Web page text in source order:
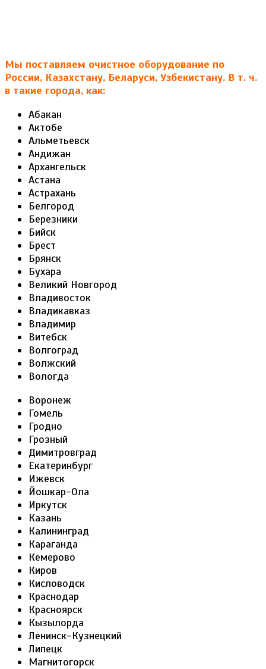
Мы поставляем очистное оборудование по
России, Казахстану, Беларуси, Узбекистану. В т. ч.
в такие города, как:
Абакан
Актобе
Альметьевск
Андижан
Архангельск
Астана
Астрахань
Белгород
Березники
Бийск
Брест
Брянск
Бухара
Великий Новгород
Владивосток
Владикавказ
Владимир
Витебск
Волгоград
Волжский
Вологда
Воронеж
Гомель
Гродно
Грозный
Димитровград
Екатеринбург
Ижевск
Йошкар-Ола
Иркутск
Казань
Калининград
Караганда
Кемерово
Киров
Кисловодск
Краснодар
Красноярск
Кызылорда
Ленинск-Кузнецкий
Липецк
Магнитогорск